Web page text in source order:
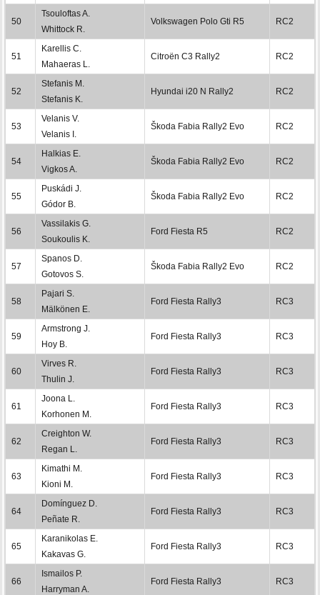
50
Tsouloftas A.
Whittock R.
Volkswagen Polo Gti R5 RC2
51
Karellis C.
Mahaeras L.
Citroën C3 Rally2 RC2
52
Stefanis M.
Stefanis K.
Hyundai i20 N Rally2 RC2
53
Velanis V.
Velanis I.
Škoda Fabia Rally2 Evo RC2
54
Halkias E.
Vigkos A.
Škoda Fabia Rally2 Evo RC2
55
Puskádi J.
Gódor B.
Škoda Fabia Rally2 Evo RC2
56
Vassilakis G.
Soukoulis K.
Ford Fiesta R5 RC2
57
Spanos D.
Gotovos S.
Škoda Fabia Rally2 Evo RC2
58
Pajari S.
Mälkönen E.
Ford Fiesta Rally3 RC3
59
Armstrong J.
Hoy B.
Ford Fiesta Rally3 RC3
60
Virves R.
Thulin J.
Ford Fiesta Rally3 RC3
61
Joona L.
Korhonen M.
Ford Fiesta Rally3 RC3
62
Creighton W.
Regan L.
Ford Fiesta Rally3 RC3
63
Kimathi M.
Kioni M.
Ford Fiesta Rally3 RC3
64
Domínguez D.
Peñate R.
Ford Fiesta Rally3 RC3
65
Karanikolas E.
Kakavas G.
Ford Fiesta Rally3 RC3
66
Ismailos P.
Harryman A.
Ford Fiesta Rally3 RC3